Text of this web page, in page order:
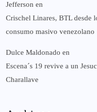
Jefferson en
Crischel Linares, BTL desde
consumo masivo venezolano
Dulce Maldonado en
Escena´s 19 revive a un
Charallave